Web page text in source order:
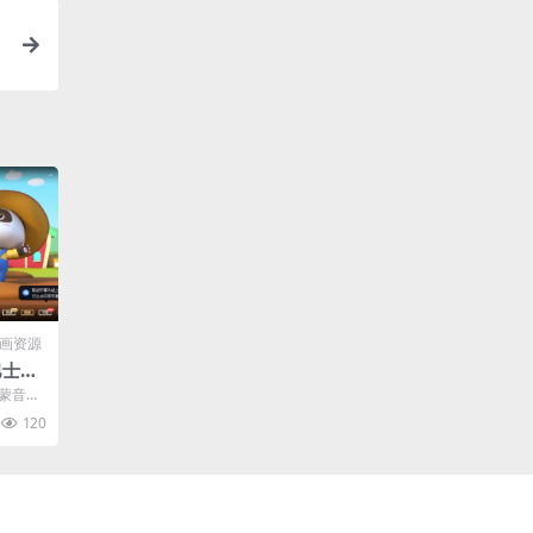
资源
启
3-7
音乐
网盘
120